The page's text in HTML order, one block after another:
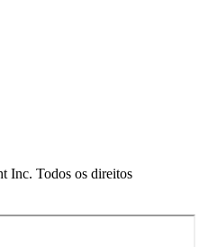
Inc. Todos os direitos